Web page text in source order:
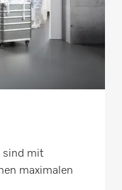
sind mit
maximalen